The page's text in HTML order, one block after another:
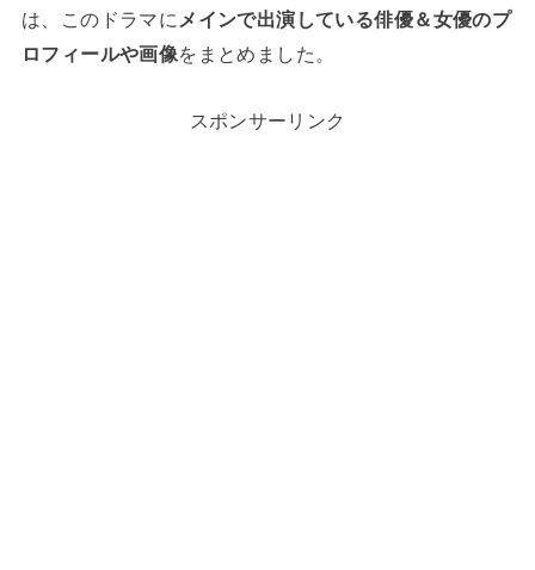
は、このドラマに メインで出演している俳優＆女優のプ
ロフィールや画像をまとめました。
スポンサーリンク